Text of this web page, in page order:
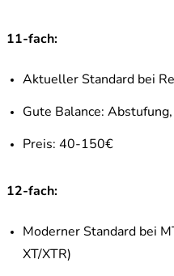
11-fach:
Aktueller Standard bei
Gute Balance:
Preis: 40-150€
12-fach:
Moderner Standard bei
XT/XTR)